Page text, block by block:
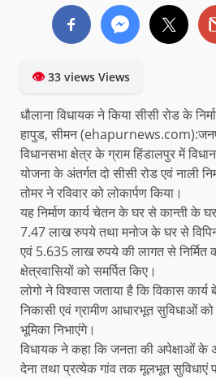
👁33 views Views
धौलाना विधायक ने किया सीसी रोड के
हापुड, सीमन
विधानसभा क्षेत्र के ग्राम हिंडालपुर में
योजना के अंतर्गत दो सीसी रोड एवं नाली
तोमर ने रविवार को लोकार्पण किया।
यह निर्माण कार्य चेतन के घर से कान्ती के
7.47 लाख रुपये तथा मनोज के घर से
एवं 5.635 लाख रुपये की लागत से निर्मित
क्षेत्रवासियों को समर्पित किए।
लोगो ने विश्वास जताया है कि विकास
निकासी एवं ग्रामीण आधारभूत सुविधाओं
भूमिका निभाएंगे।
विधायक ने कहा कि जनता की अपेक्षाओं के
देना तथा प्रत्येक गांव तक मूलभूत सुविधाएं